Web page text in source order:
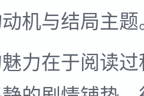
机与结局主题
力在于阅读过